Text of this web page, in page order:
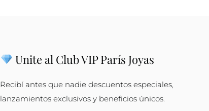
Unite al Club VIP París Joyas
Recibí antes que nadie descuentos especiales,
lanzamientos exclusivos y beneficios únicos.